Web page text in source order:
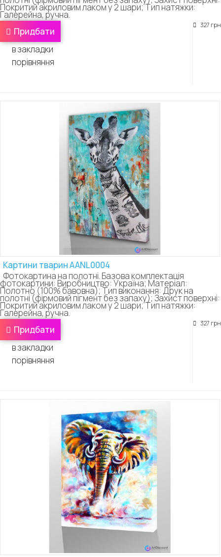
Покритий акриловим лаком у 2 шари; Тип натяжки:
Галерейна, ручна.
327 грн
Придбати
в закладки
порівняння
Картини тварин AANL0004
Фотокартина на полотні. Базова комплектація
фотокартини: Виробництво: Україна; Матеріал:
Полотно (100% бавовна); Тип виконання: Друк на
полотні (фірмовий пігмент без запаху); Захист поверхні:
Покритий акриловим лаком у 2 шари; Тип натяжки:
Галерейна, ручна.
327 грн
Придбати
в закладки
порівняння